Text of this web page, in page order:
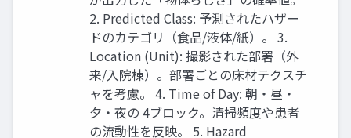
2. Predicted Class: 予測されたハザー
ドのカテゴリ（食品/液体/紙）。 3.
Location (Unit): 撮影された部署（外
来/入院棟）。部署ごとの床材テクスチ
ャを考慮。 4. Time of Day: 朝・昼・
夕・夜の 4ブロック。清掃頻度や患者
の流動性を反映。 5. Hazard